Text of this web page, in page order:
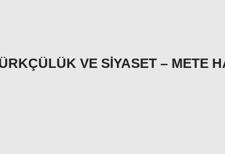
VE SIYASET – METE